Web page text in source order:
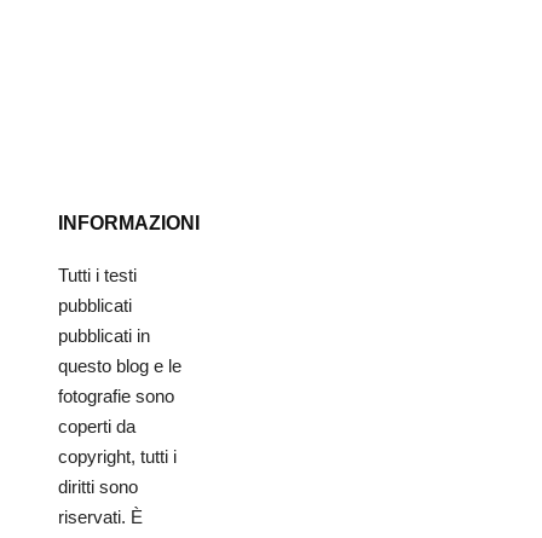
INFORMAZIONI
Tutti i testi
pubblicati
pubblicati in
questo blog e le
fotografie sono
coperti da
copyright, tutti i
diritti sono
riservati. È